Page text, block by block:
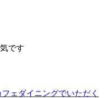
ェダイニングでいただく